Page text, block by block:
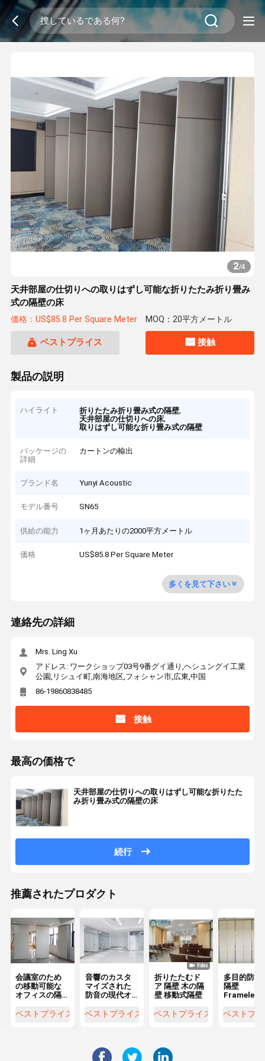
2/4
天井部屋の仕切りへの取りはずし可能な折りたたみ折り畳み
式の隔壁の床
価格：US$85.8 Per Square Meter MOQ：20平方メートル
ベストプライス 接触
製品の説明
ハイライト 折りたたみ折り畳み式の隔壁,
天井部屋の仕切りへの床,
取りはずし可能な折り畳み式の隔壁
パッケージの
詳細
カートンの輸出
ブランド名 Yunyi Acoustic
モデル番号 SN65
供給の能力 1ヶ月あたりの2000平方メートル
価格 US$85.8 Per Square Meter
多くを見て下さい
連絡先の詳細
Mrs. Ling Xu
アドレス: ワークショップ03号9番グイ通り,ヘシュングイ工業
公園,リシュイ町,南海地区,フォシャン市,広東,中国
86-19860838485
接触
最高の価格で
天井部屋の仕切りへの取りはずし可能な折りたた
み折り畳み式の隔壁の床
続行
推薦されたプロダクト
会議室のため
の移動可能な
オフィスの隔
ム フレームの
ベストプライス
音響のカスタ
マイズされた
防音の現代オ
の隔壁
ベストプライス
折りたたむド
ア 隔壁 木の隔
壁 移動式隔壁
ベストプライス
多目的防音
隔壁
Frameless
レームのオ
ベストプ